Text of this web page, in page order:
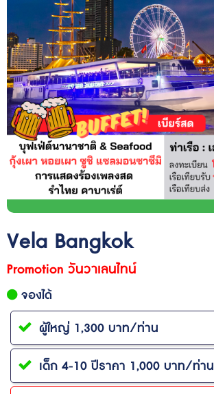
Vela Bangkok
Promotion วันวาเลนไทน์
จองได้
ผู้ใหญ่ 1,300 บาท/ท่าน
เด็ก 4-10 ปีราคา 1,000 บาท/ท่าน